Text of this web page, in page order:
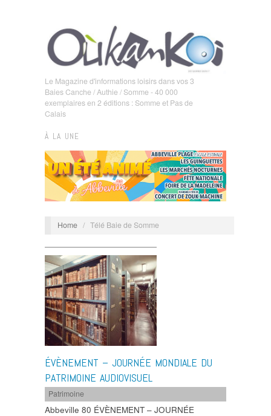
Le Magazine d'informations loisirs dans vos 3
Baies Canche / Authie / Somme - 40 000
exemplaires en 2 éditions : Somme et Pas de
Calais
À LA UNE
Home / Télé Baie de Somme
ÉVÈNEMENT – JOURNÉE MONDIALE DU
PATRIMOINE AUDIOVISUEL
Patrimoine
Abbeville 80 ÉVÈNEMENT – JOURNÉE